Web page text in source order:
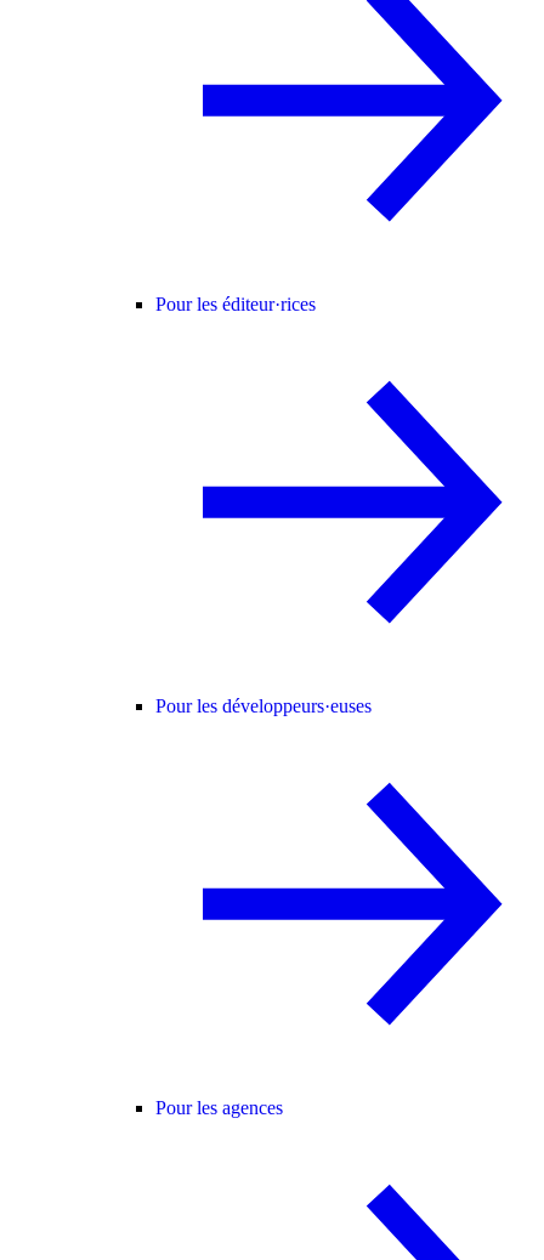
Pour les éditeur·rices
Pour les développeurs·euses
Pour les agences